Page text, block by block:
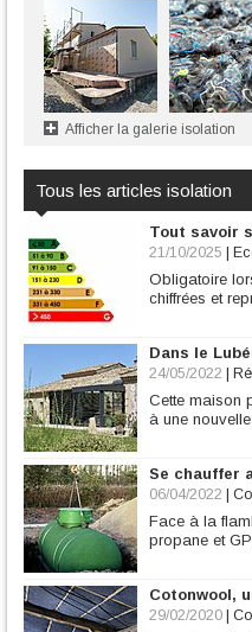
Afficher la galerie isolation
Tous les articles isolation
Tout savoir
21/10/2025
Obligatoire
chiffrées et
Dans le
24/05/2022
Cette maison
à une
Se chauffer
06/04/2022
Face à la
propane et
Cotonwool,
29/02/2020